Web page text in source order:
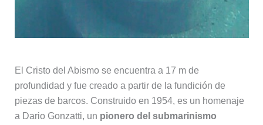
El Cristo del Abismo se encuentra a 17 m de
profundidad y fue creado a partir de la fundición de
piezas de barcos. Construido en 1954, es un homenaje
a Dario Gonzatti, un pionero del submarinismo